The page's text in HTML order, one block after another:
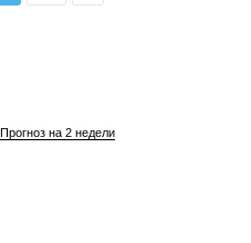
Прогноз на 2 недели